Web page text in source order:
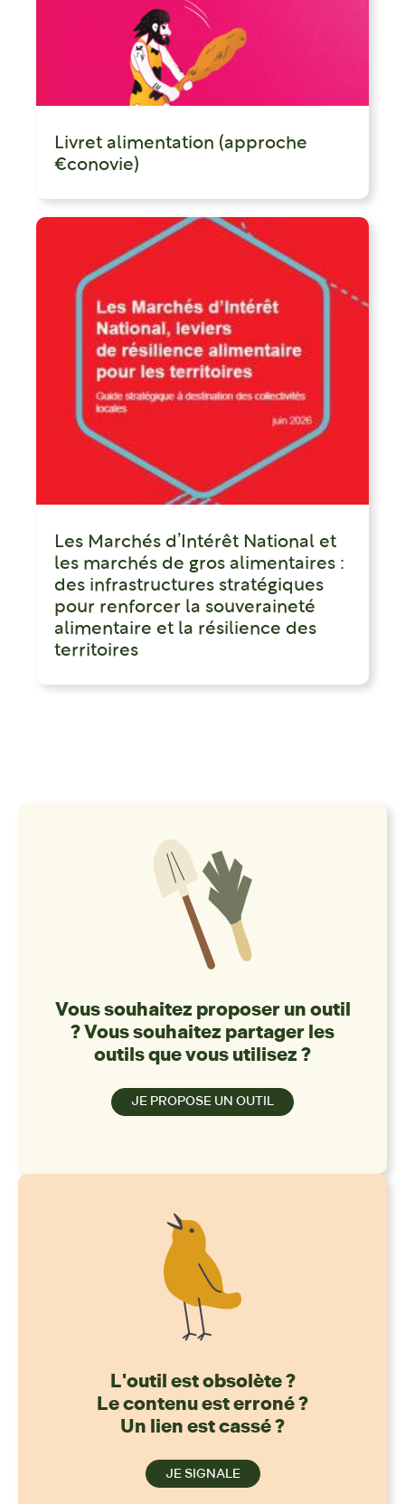
Livret alimentation (approche
€conovie)
Les Marchés d’Intérêt National et
les marchés de gros alimentaires :
des infrastructures stratégiques
pour renforcer la souveraineté
alimentaire et la résilience des
territoires
Vous souhaitez proposer un outil
? Vous souhaitez partager les
outils que vous utilisez ?
JE PROPOSE UN OUTIL
L'outil est obsolète ?
Le contenu est erroné ?
Un lien est cassé ?
JE SIGNALE